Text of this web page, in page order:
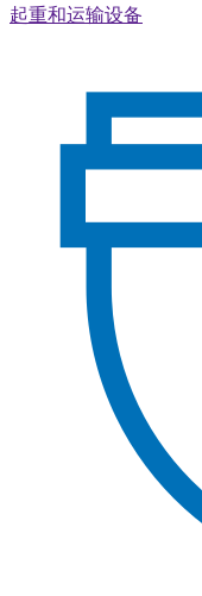
起重和运输设备